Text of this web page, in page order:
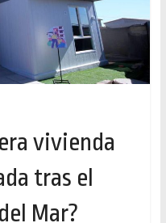
vivienda
tras el
Mar?